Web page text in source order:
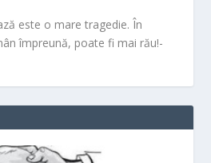
este o mare tragedie. În
împreună, poate fi mai rău!-